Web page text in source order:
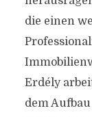
die einen
Erdély
dem